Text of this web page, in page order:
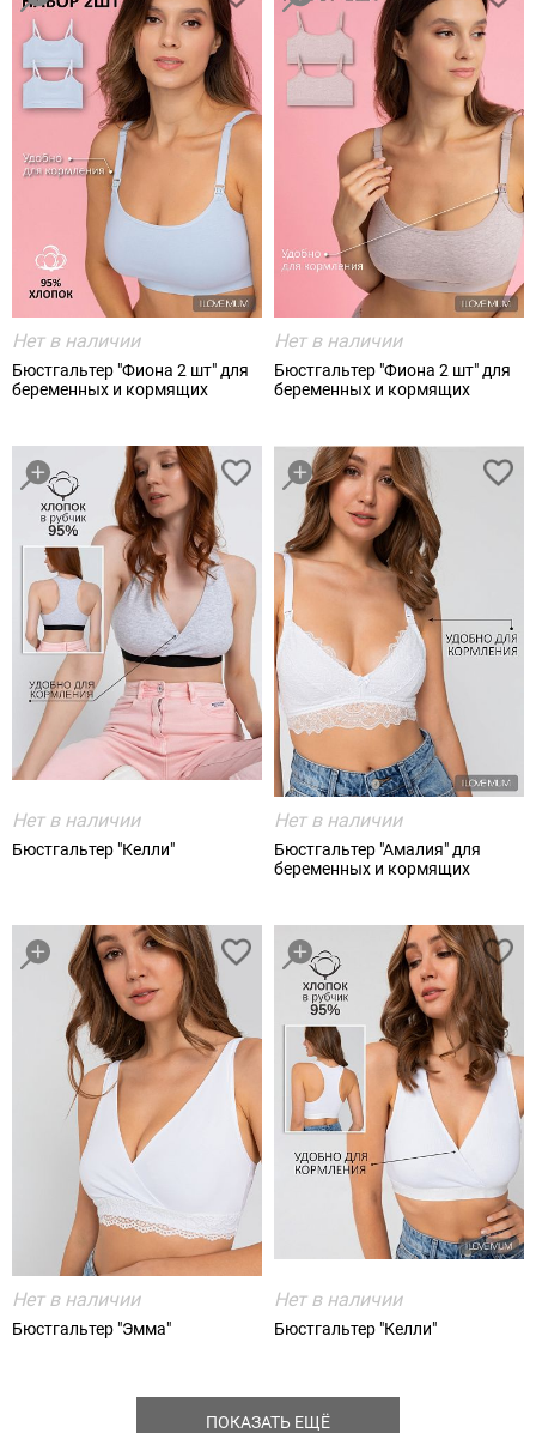
Нет в наличии
Бюстгальтер "Фиона 2 шт" для
беременных и кормящих
Нет в наличии
Бюстгальтер "Фиона 2 шт" для
беременных и кормящих
Нет в наличии
Бюстгальтер "Келли"
Нет в наличии
Бюстгальтер "Амалия" для
беременных и кормящих
Нет в наличии
Бюстгальтер "Эмма"
Нет в наличии
Бюстгальтер "Келли"
ПОКАЗАТЬ ЕЩЁ